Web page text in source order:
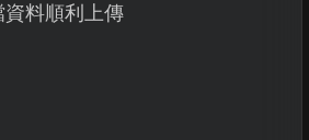
料順利上傳